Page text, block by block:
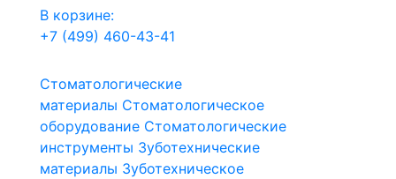
В корзине:
+7 (499) 460-43-41
Стоматологические
материалы Стоматологическое
оборудование Стоматологические
инструменты Зуботехнические
материалы Зуботехническое